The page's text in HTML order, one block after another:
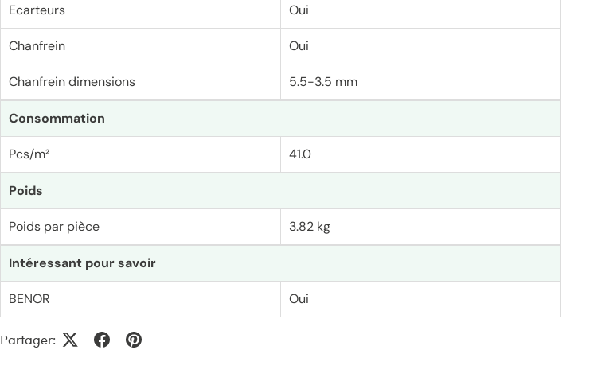
Ecarteurs Oui
Chanfrein Oui
Chanfrein dimensions 5.5-3.5 mm
Consommation
Pcs/m² 41.0
Poids
Poids par pièce 3.82 kg
Intéressant pour savoir
BENOR Oui
Partager: